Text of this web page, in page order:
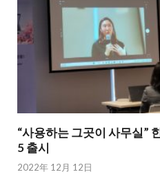
“사용하는 그곳이 사무실”
5 출시
2022年 12月 12日